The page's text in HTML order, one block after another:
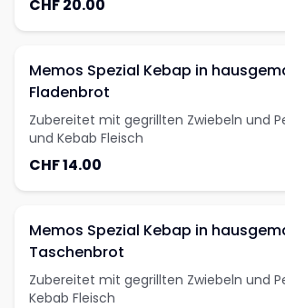
CHF 20.00
Memos Spezial Kebap in
Fladenbrot
Zubereitet mit gegrillten Zwiebeln und
und Kebab Fleisch
CHF 14.00
Memos Spezial Kebap in
Taschenbrot
Zubereitet mit gegrillten Zwiebeln und
Kebab Fleisch